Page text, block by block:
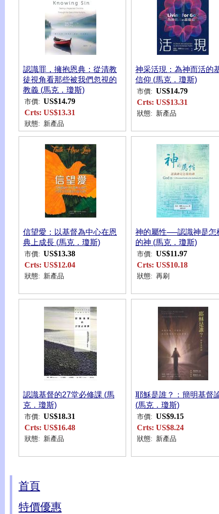
認識罪，擁抱恩典：從清教
徒視角看那些被我們忽視的
教義 (馬克．瓊斯)
市價: US$14.79
Crts: US$13.31
狀態: 新產品
神采活現：為神而活的
信仰 (馬克．瓊斯)
市價: US$14.79
Crts: US$13.31
狀態: 新產品
信望愛：以基督為中心在恩
典上成長 (馬克．瓊斯)
市價: US$13.38
Crts: US$12.04
狀態: 新產品
神的屬性──認識神是怎
的神 (馬克．瓊斯)
市價: US$11.97
Crts: US$10.18
狀態: 再刷
認識基督的27堂必修課 (馬
克．瓊斯)
市價: US$18.31
Crts: US$16.48
狀態: 新產品
耶穌是誰？：簡明基督
(馬克．瓊斯)
市價: US$9.15
Crts: US$8.24
狀態: 新產品
首頁
特價優惠